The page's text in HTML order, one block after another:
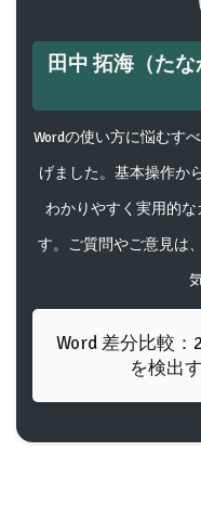
田中 拓海（た
Wordの使い方に悩むす
げました。基本操作か
わかりやすく実用的
す。ご質問やご意見は
Word 差分比較
を検出